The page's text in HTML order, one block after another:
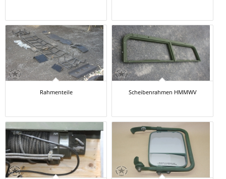
Rahmenteile Scheibenrahmen HMMWV